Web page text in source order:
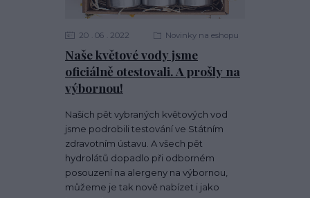
Naše květové vody jsme
oficiálně otestovali. A prošly na
výbornou!
20 06 2022 Novinky na eshopu
Našich pět vybraných květových vod
jsme podrobili testování ve Státním
zdravotním ústavu. A všech pět
hydrolátů dopadlo při odborném
posouzení na alergeny na výbornou,
můžeme je tak nově nabízet i jako